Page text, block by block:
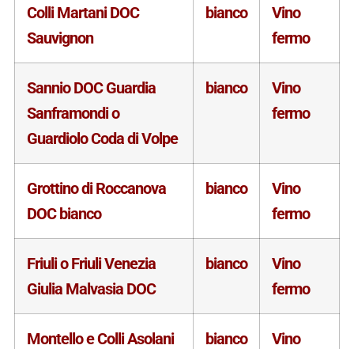
Colli Martani DOC
Sauvignon
bianco
Vino
fermo
Sannio DOC Guardia
Sanframondi o
Guardiolo Coda di Volpe
bianco
Vino
fermo
Grottino di Roccanova
DOC bianco
bianco
Vino
fermo
Friuli o Friuli Venezia
Giulia Malvasia DOC
bianco
Vino
fermo
Montello e Colli Asolani
bianco
Vino